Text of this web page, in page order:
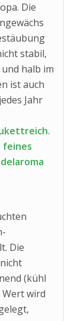
Die
stabil,
halb im
ist auch
Jahr
feines
Die
(kühl
wird